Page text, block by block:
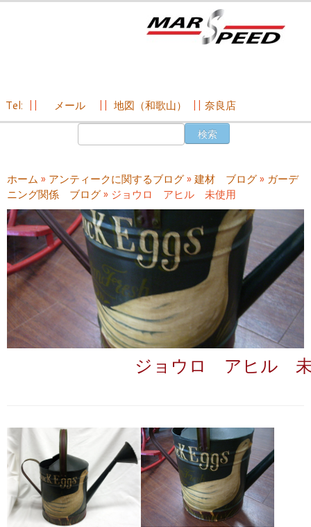
ン
ツ
へ
ス
キ
ッ
プ
Tel: メール 地図（和歌山） 奈良店
ホーム » アンティークに関するブログ» 建材 ブログ» ガーデ
ニング関係 ブログ» ジョウロ アヒル 未使用
ジョウロ アヒル